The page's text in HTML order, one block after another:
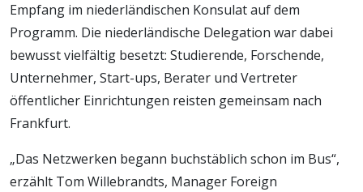
Empfang im niederländischen Konsulat auf dem
Programm. Die niederländische Delegation war dabei
bewusst vielfältig besetzt: Studierende, Forschende,
Unternehmer, Start-ups, Berater und Vertreter
öffentlicher Einrichtungen reisten gemeinsam nach
Frankfurt.
„Das Netzwerken begann buchstäblich schon im Bus“,
erzählt Tom Willebrandts, Manager Foreign